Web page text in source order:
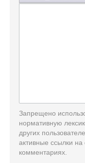
Запрещено
нормативную
других
активные ссылки
комментариях.